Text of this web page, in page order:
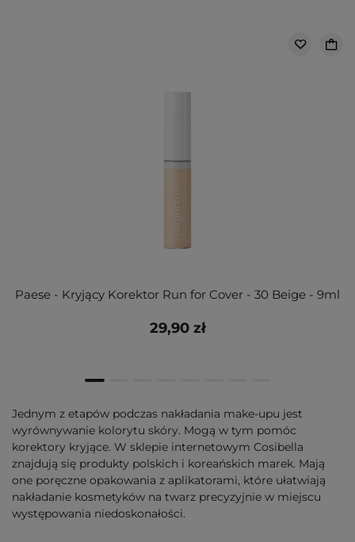
Paese - Kryjący Korektor Run for Cover - 30 Beige - 9ml
29,90 zł
Jednym z etapów podczas nakładania make-upu jest
wyrównywanie kolorytu skóry. Mogą w tym pomóc
korektory kryjące. W sklepie internetowym Cosibella
znajdują się produkty polskich i koreańskich marek. Mają
one poręczne opakowania z aplikatorami, które ułatwiają
nakładanie kosmetyków na twarz precyzyjnie w miejscu
występowania niedoskonałości.